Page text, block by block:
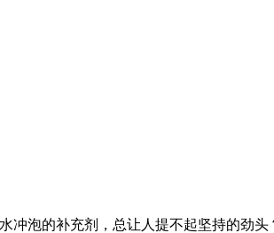
泡的补充剂，总让人提不起坚持的劲头